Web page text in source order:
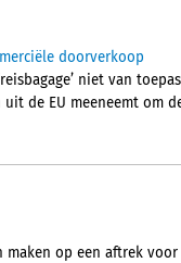
doorverkoop
niet van
de EU meeneemt om
op een aftrek